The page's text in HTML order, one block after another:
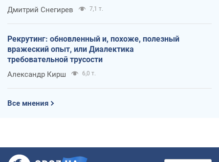
оккупантов
Дмитрий Снегирев 7,1 т.
Рекрутинг: обновленный и, похоже, полезный
вражеский опыт, или Диалектика
требовательной трусости
Александр Кирш 6,0 т.
Все мнения